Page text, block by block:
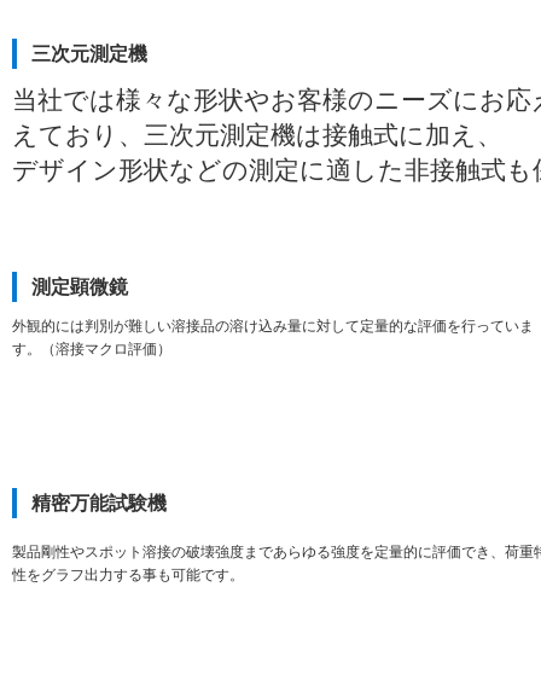
三次元測定機
当社では様々な形状やお客様のニーズにお
えており、三次元測定機は接触式に加え、
デザイン形状などの測定に適した非接触式
測定顕微鏡
外観的には判別が難しい溶接品の溶け込み量に対して定量的な評価を行っていま
す。（溶接マクロ評価）
精密万能試験機
製品剛性やスポット溶接の破壊強度まであらゆる強度を定量的に評価でき、荷重
性をグラフ出力する事も可能です。